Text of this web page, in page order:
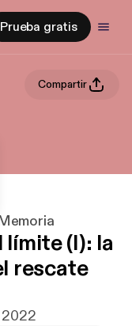
Prueba gratis
Compartir
límite (I): la
rescate
2022